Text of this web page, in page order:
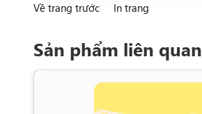
Về trang trước In trang
Sản phẩm liên quan